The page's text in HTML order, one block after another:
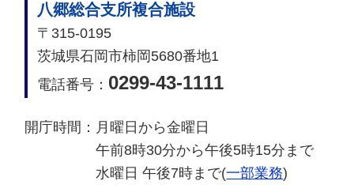
八郷総合支所複合施設
〒315-0195
茨城県石岡市柿岡5680番地1
電話番号： 0299-43-1111
開庁時間： 月曜日から金曜日
午前8時30分から午後5時15分まで
水曜日 午後7時まで(一部業務)